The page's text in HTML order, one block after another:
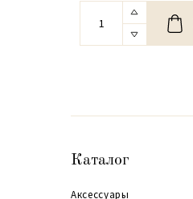
Каталог
Аксессуары